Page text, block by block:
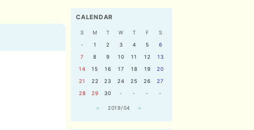
CALENDAR
S M T W T F
S
-
1 2 3 4 5
6
7
8 9 10 11 12
13
14
15 16 17 18 19
20
21
22 23 24 25 26
27
28
29 30 - - - -
＜ 2019/04 ＞